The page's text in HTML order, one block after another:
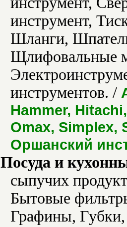
инструмент,
Шланги,
Щлифовальные
инструментов. /
Hammer,
Omax, Simplex,
Оршанский
Посуда и
сыпучих
Бытовые
Графины, Губки,